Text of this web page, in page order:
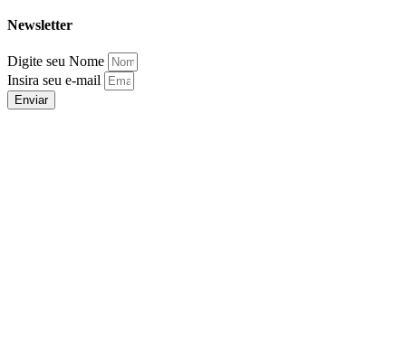
Newsletter
Digite seu Nome
Insira seu e-mail
Enviar